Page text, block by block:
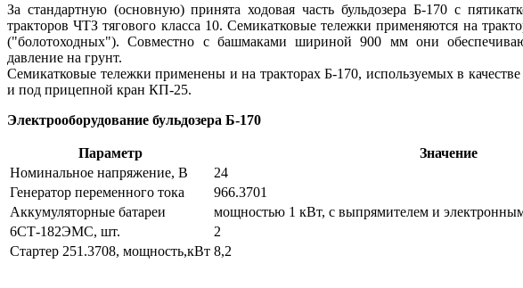
За стандартную (основную) принята ходовая часть бульдозера Б-170 с
тракторов ЧТЗ тягового класса 10. Семикатковые тележки применяются на
("болотоходных"). Совместно с башмаками шириной 900 мм они
давление на грунт.
Семикатковые тележки применены и на тракторах Б-170, используемых в
и под прицепной кран КП-25.
Электрооборудование бульдозера Б-170
Параметр
Значение
Номинальное напряжение, В
24
Генератор переменного тока
966.3701
Аккумуляторные батареи
мощностью 1 кВт, с выпрямителем и
6СТ-182ЭМС, шт.
2
Стартер 251.3708, мощность,кВт 8,2